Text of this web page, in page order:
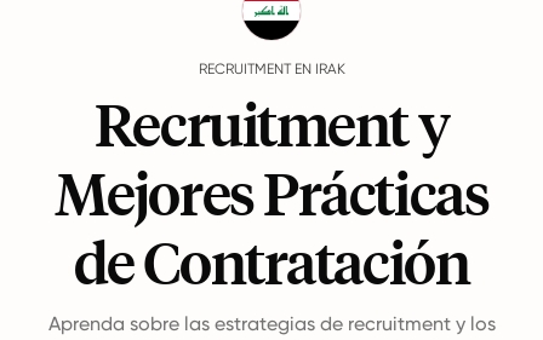
RECRUITMENT EN IRAK
Recruitment y
Mejores Prácticas
de Contratación
Aprenda sobre las estrategias de recruitment y los